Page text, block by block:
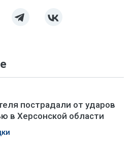
пострадали от ударов
в Херсонской области